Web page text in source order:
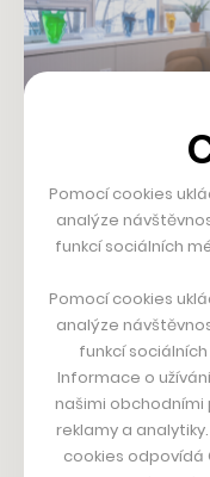
„Všechny pobočky
abychom klientům
služby. Mají
několika místech v
dispozici jim je
Pomocí cookies
analýze
funkcí sociálních
Pomocí cookies
analýze
funkcí
Informace o
našimi obchodními
reklamy a
cookies odpovídá